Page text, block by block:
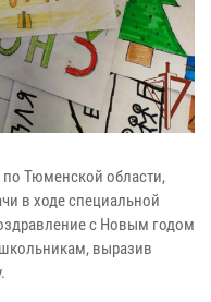
Тюменской области,
в ходе специальной
с Новым годом
выразив